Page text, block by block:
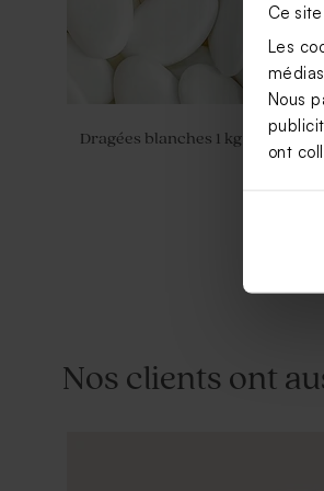
Ce
Les
Nous
ont
Dragées blanches 1 kg (± 240 ex)
Nos clients ont